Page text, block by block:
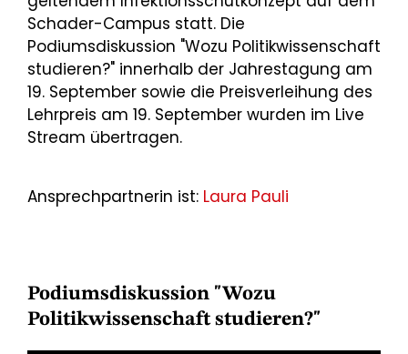
Schader-Campus statt. Die
Podiumsdiskussion "Wozu Politikwissenschaft
studieren?" innerhalb der Jahrestagung am
19. September sowie die Preisverleihung des
Lehrpreis am 19. September wurden im Live
Stream übertragen.
Ansprechpartnerin ist: Laura Pauli
Podiumsdiskussion "Wozu
Politikwissenschaft studieren?"